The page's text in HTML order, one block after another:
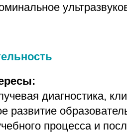
диагностика,
развитие
процесса и